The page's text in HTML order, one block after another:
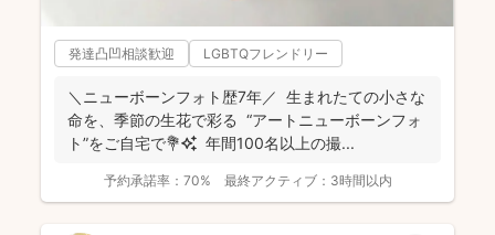
発達凸凹相談歓迎 LGBTQフレンドリー
＼ニューボーンフォト歴7年／ 生まれたての小さな
命を、季節の生花で彩る “アートニューボーンフォ
ト”をご自宅で💐✨ 年間100名以上の撮...
予約承諾率： 70% 最終アクティブ： 3時間以内